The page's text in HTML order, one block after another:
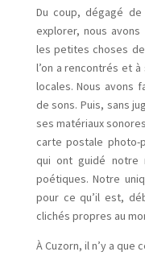
Du coup, dégagé
explorer, nous
les petites choses
l’on a rencontrés et
locales. Nous avons
de sons. Puis, sans
ses matériaux
carte postale photo-
qui ont guidé notre
poétiques. Notre
pour ce qu’il est,
clichés propres au
À Cuzorn, il n’y a que